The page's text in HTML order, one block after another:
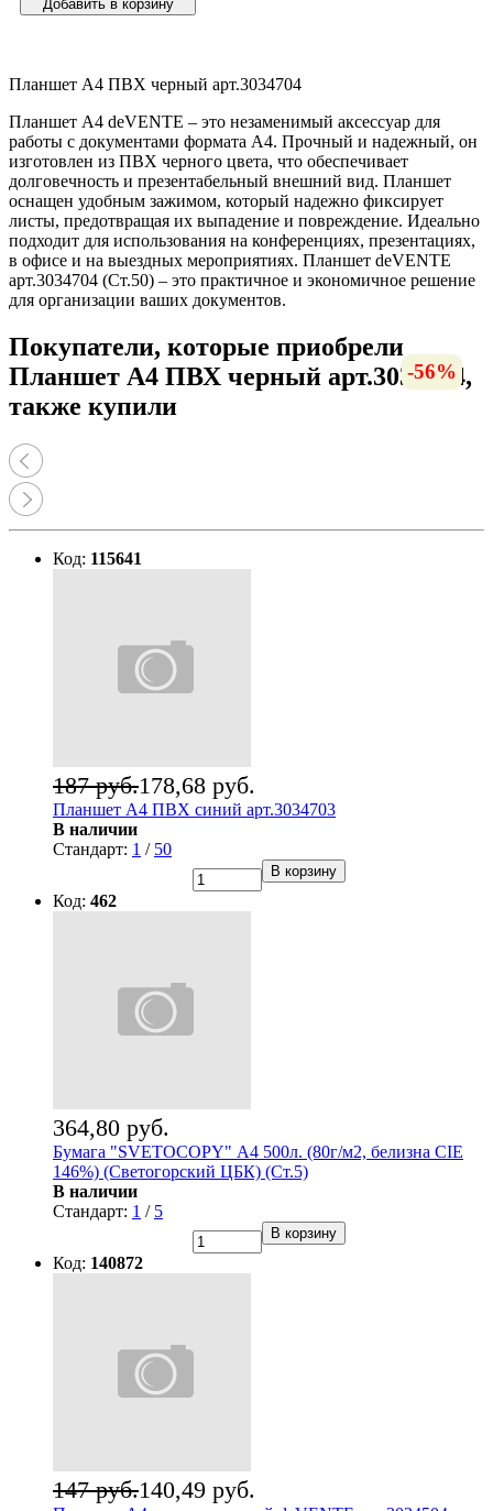
Добавить в корзину
Планшет А4 ПВХ черный арт.3034704
Планшет А4 deVENTE – это незаменимый аксессуар для
работы с документами формата А4. Прочный и надежный, он
изготовлен из ПВХ черного цвета, что обеспечивает
долговечность и презентабельный внешний вид. Планшет
оснащен удобным зажимом, который надежно фиксирует
листы, предотвращая их выпадение и повреждение. Идеально
подходит для использования на конференциях, презентациях,
в офисе и на выездных мероприятиях. Планшет deVENTE
арт.3034704 (Ст.50) – это практичное и экономичное решение
для организации ваших документов.
Покупатели, которые приобрели
Планшет А4 ПВХ черный арт.3034704,
также купили
Код: 115641
178,68 руб.
187 руб.
Планшет А4 ПВХ синий арт.3034703
В наличии
Стандарт: 1 / 50
В корзину
Код: 462
364,80 руб.
Бумага "SVETOCOPY" А4 500л. (80г/м2, белизна CIE
146%) (Светогорский ЦБК) (Ст.5)
В наличии
Стандарт: 1 / 5
В корзину
Код: 140872
140,49 руб.
147 руб.
-7%
-16%
-23%
-56%